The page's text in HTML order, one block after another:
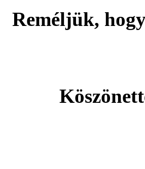
Reméljük,